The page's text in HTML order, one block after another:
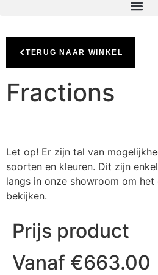
TERUG NAAR WINKEL
Fractions
Let op! Er zijn tal van
soorten en kleuren. Dit zijn
langs in onze showroom om
bekijken.
Prijs product
Vanaf €663.00